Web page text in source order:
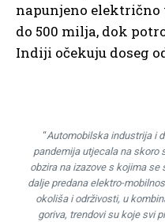
napunjeno električno
do 500 milja, dok
Indiji očekuju doseg
“Automobilska industrija i
pandemija utjecala na skoro
obzira na izazove s kojima
dalje predana elektro-
okoliša i održivosti, u
goriva, trendovi su koje svi